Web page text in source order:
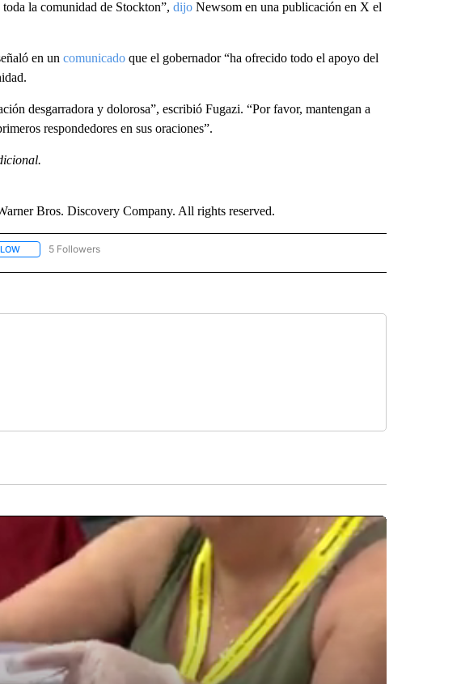
la comunidad de Stockton”, dijoNewsom en una publicación en X el
en un comunicadoque el gobernador “ha ofrecido todo el apoyo del
desgarradora y dolorosa”, escribió Fugazi. “Por favor, mantengan a
respondedores en sus oraciones”.
Bros. Discovery Company. All rights reserved.
FOLLOW "CNN - SPANISH" TO RECEIVE NOTIFICATIONS ABOUT NEW PAGES ON "CNN - SPANISH".
5 Followers